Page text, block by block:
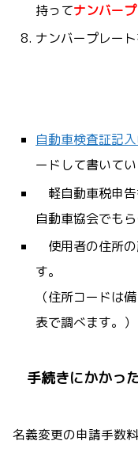
持ってナンバー
ナンバープレート
自動車検査証記
ードして書いて
軽自動車税申
自動車協会でもら
使用者の住所
（住所コードは
表で調べます。）
手続きにかかっ
名義変更の申請手数